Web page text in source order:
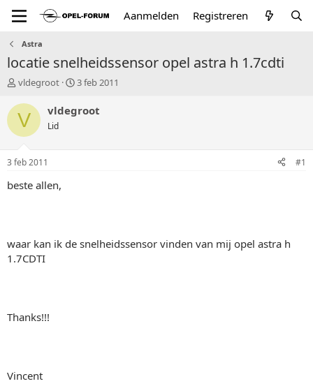
Aanmelden Registreren
Astra
locatie snelheidssensor opel astra h 1.7cdti
T
p
i
a
r
vldegroot
S
a
r
3 feb 2011
V vldegroot
Lid
3 feb 2011 #1
beste allen,
waar kan ik de snelheidssensor vinden van mij opel astra h
1.7CDTI
Thanks!!!
Vincent